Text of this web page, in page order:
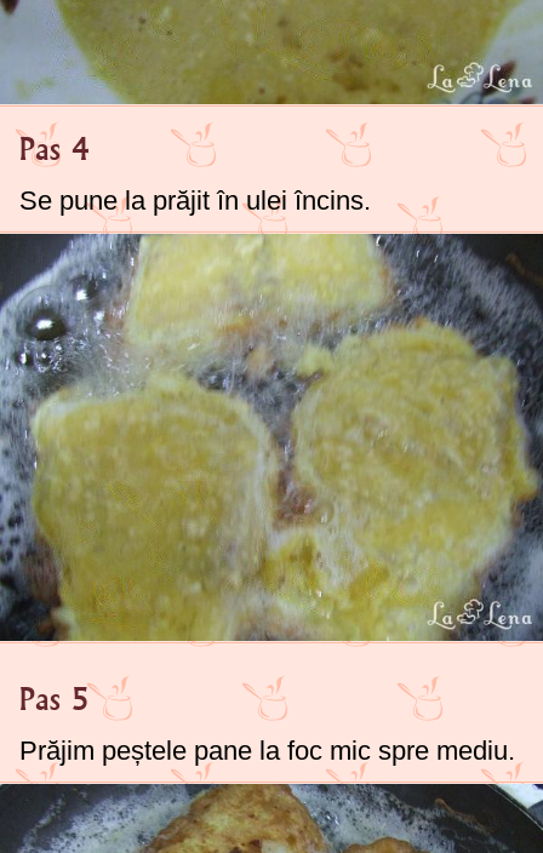
Pas 4
Se pune la prăjit în ulei încins.
Pas 5
Prăjim peștele pane la foc mic spre mediu.